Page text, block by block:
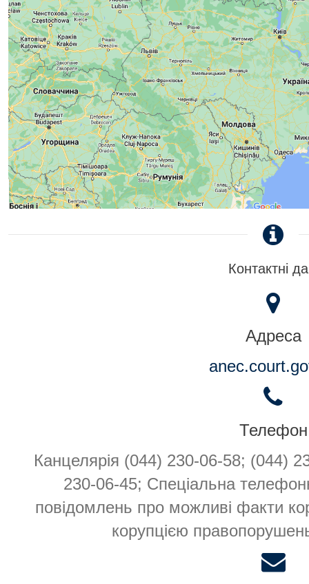
Контактні
Адреса
Телефон
Канцелярія (044) 230-06-58; (044)
230-06-45; Спеціальна
повідомлень про можливі факти
корупцією